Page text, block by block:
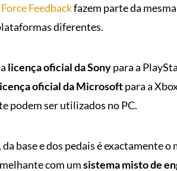
Feedbackfazem parte da
diferentes.
licença oficial da Sonypara a
oficial da Microsoftpara a
podem ser utilizados no PC.
base e dos pedais é exactamente o
com umsistema misto de